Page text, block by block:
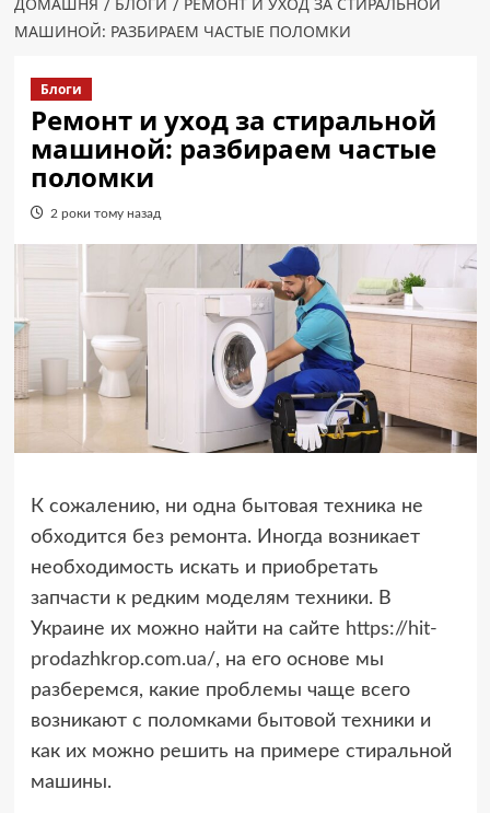
МАШИНОЙ: РАЗБИРАЕМ ЧАСТЫЕ ПОЛОМКИ
Блоги
Ремонт и уход за стиральной
машиной: разбираем частые
поломки
2 роки тому назад
К сожалению, ни одна бытовая техника не
обходится без ремонта. Иногда возникает
необходимость искать и приобретать
запчасти к редким моделям техники. В
Украине их можно найти на сайте https://hit-
prodazhkrop.com.ua/, на его основе мы
разберемся, какие проблемы чаще всего
возникают с поломками бытовой техники и
как их можно решить на примере стиральной
машины.